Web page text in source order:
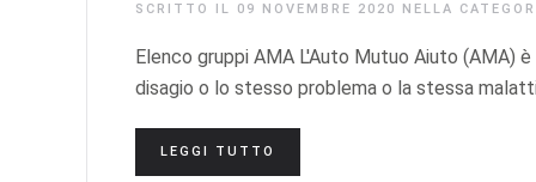
SCRITTO IL 09 NOVEMBRE 2020 NELLA
Elenco gruppi AMA L'Auto Mutuo Aiuto (AMA)
disagio o lo stesso problema o la stessa
LEGGI TUTTO